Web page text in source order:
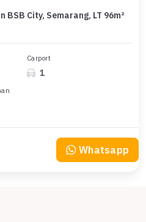
BSB City, Semarang, LT 96m²
Carport
1
Whatsapp